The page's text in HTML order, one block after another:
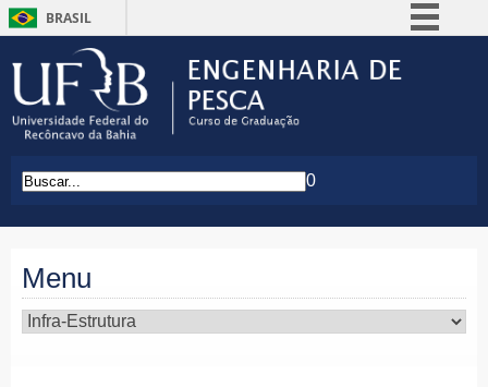
BRASIL
Legislação
Canais
0
Menu